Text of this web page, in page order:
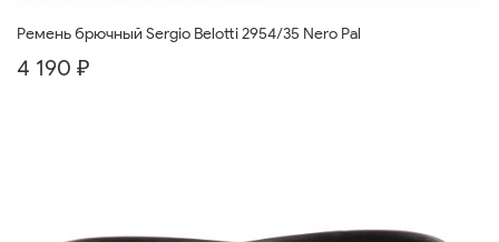
Ремень брючный Sergio Belotti 2954/35 Nero Pal
4 190 ₽